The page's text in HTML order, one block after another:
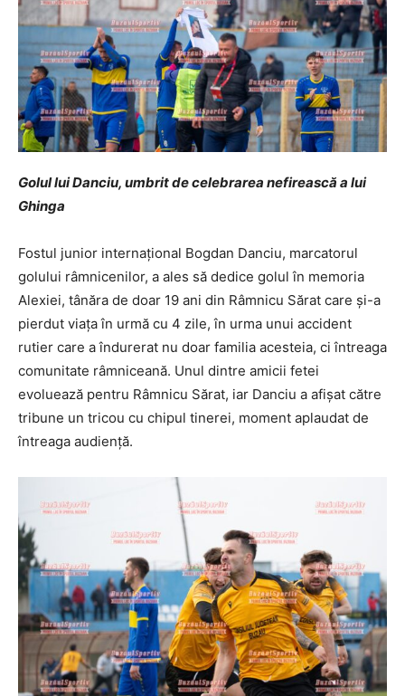
Golul lui Danciu, umbrit de celebrarea nefirească a lui
Ghinga
Fostul junior internaţional Bogdan Danciu, marcatorul
golului râmnicenilor, a ales să dedice golul în memoria
Alexiei, tânăra de doar 19 ani din Râmnicu Sărat care şi-a
pierdut viaţa în urmă cu 4 zile, în urma unui accident
rutier care a îndurerat nu doar familia acesteia, ci întreaga
comunitate râmniceană. Unul dintre amicii fetei
evoluează pentru Râmnicu Sărat, iar Danciu a afişat către
tribune un tricou cu chipul tinerei, moment aplaudat de
întreaga audienţă.